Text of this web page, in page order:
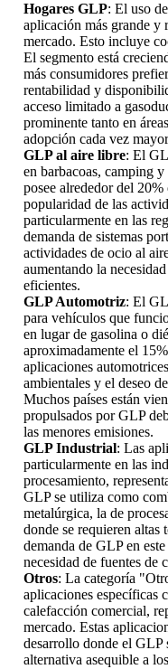
Hogares GLP: El uso
aplicación más grande y
mercado. Esto incluye
El segmento está
más consumidores
rentabilidad y
acceso limitado a
prominente tanto en
adopción cada vez
GLP al aire libre: El
en barbacoas, camping
posee alrededor del
popularidad de las
particularmente en las
demanda de sistemas
actividades de ocio al
aumentando la
eficientes.
GLP Automotriz: El
para vehículos que
en lugar de gasolina o
aproximadamente el
aplicaciones
ambientales y el deseo
Muchos países están
propulsados ​​por GLP
las menores emisiones.
GLP Industrial: Las
particularmente en las
procesamiento,
GLP se utiliza como
metalúrgica, la de
donde se requieren altas
demanda de GLP en
necesidad de fuentes de
Otros: La categoría
aplicaciones específicas
calefacción comercial,
mercado. Estas
desarrollo donde el GLP
alternativa asequible a